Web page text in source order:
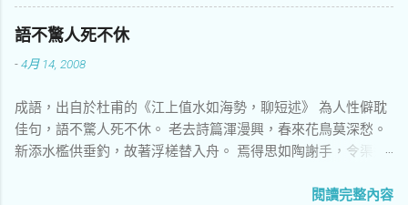
了，如果你只知道如何在路上開，那它的對你的價值還比不上
一輛富豪的卡車…車子我們還可以去『折價換取』，而自身只能
白白看著虛擲一生了。
語不驚人死不休
-4月 14, 2008
成語，出自於杜甫的《江上值水如海勢，聊短述》 為人性僻耽
佳句，語不驚人死不休。 老去詩篇渾漫興，春來花鳥莫深愁。
新添水檻供垂釣，故著浮槎替入舟。 焉得思如陶謝手，令渠述
閱讀完整內容